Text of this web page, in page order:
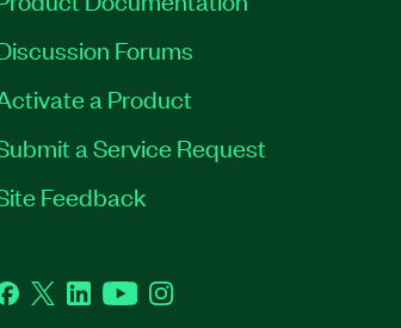
Forums
a Product
a Service Request
Feedback
Facebook
TwitterLinkedInYouTubeInstagram